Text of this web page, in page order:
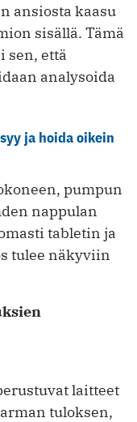
ansiosta kaasu
sisällä. Tämä
sen, että
analysoida
ja hoida oikein
pumpun
nappulan
tabletin ja
tulee näkyviin
laitteet
tuloksen,